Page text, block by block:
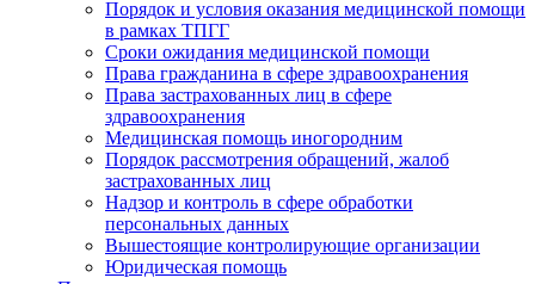
Порядок и условия оказания медицинской помощи
в рамках ТПГГ
Сроки ожидания медицинской помощи
Права гражданина в сфере здравоохранения
Права застрахованных лиц в сфере
здравоохранения
Медицинская помощь иногородним
Порядок рассмотрения обращений, жалоб
застрахованных лиц
Надзор и контроль в сфере обработки
персональных данных
Вышестоящие контролирующие организации
Юридическая помощь